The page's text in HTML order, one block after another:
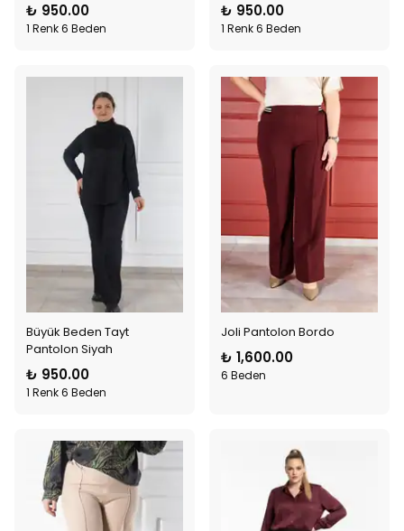
₺ 950.00
1 Renk 6 Beden
₺ 950.00
1 Renk 6 Beden
Büyük Beden Tayt
Pantolon Siyah
₺ 950.00
1 Renk 6 Beden
Joli Pantolon Bordo
₺ 1,600.00
6 Beden